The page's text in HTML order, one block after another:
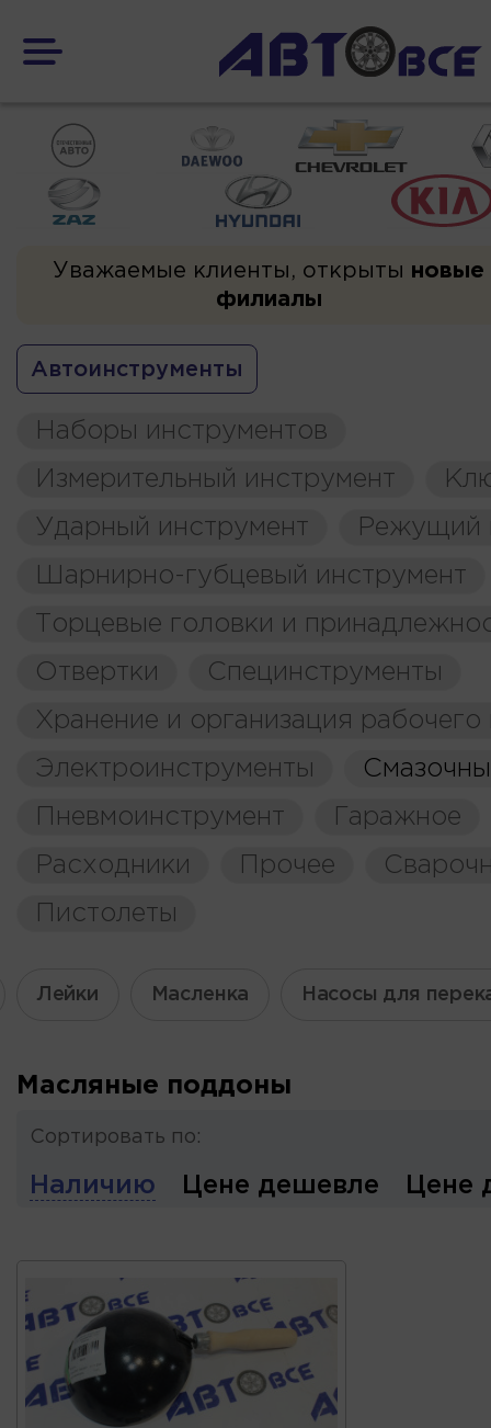
Уважаемые клиенты, открыты новые
филиалы
Автоинструменты
Наборы инструментов
Измерительный инструмент
Ударный инструмент
Режущий
Шарнирно-губцевый инструмент
Торцевые головки и
Отвертки
Специнструменты
Хранение и организация рабочего
Электроинструменты
Пневмоинструмент
Гаражное
Расходники
Прочее
Пистолеты
Лейки Масленка Насосы для
Масляные поддоны
Сортировать по:
Наличию Цене дешевле Цене